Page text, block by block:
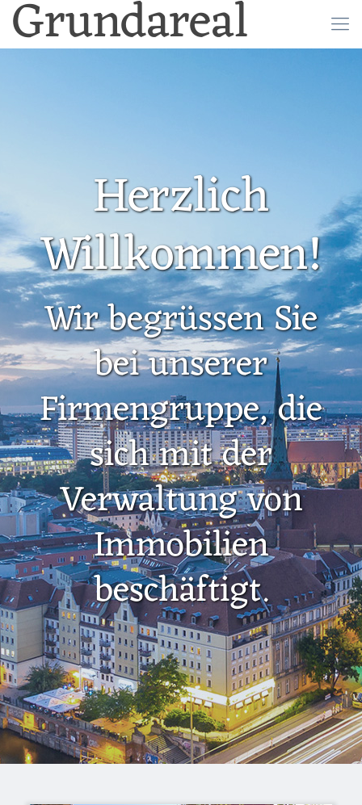
Grundareal
Herzlich
Willkommen!
Wir begrüssen Sie
bei unserer
Firmengruppe, die
sich mit der
Verwaltung von
Immobilien
beschäftigt.